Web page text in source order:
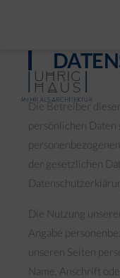
Die Betreiber
persönlichen
der gesetzlichen
Die Nutzung
Angabe
unseren Seiten
Name, Anschrift